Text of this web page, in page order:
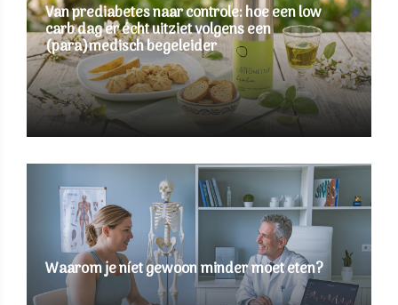
Van prediabetes naar controle: hoe een low
carb dag er écht uitziet volgens een
(para)medisch begeleider
Waarom je níet gewoon minder moet eten?